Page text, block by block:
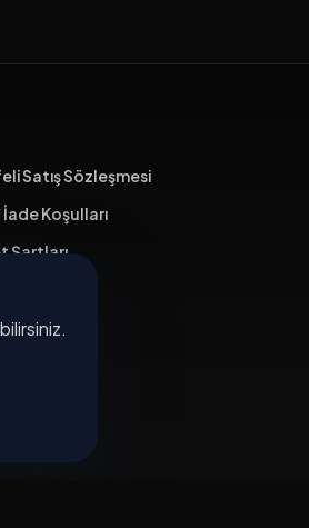
Satış Sözleşmesi
Koşulları
Şartları